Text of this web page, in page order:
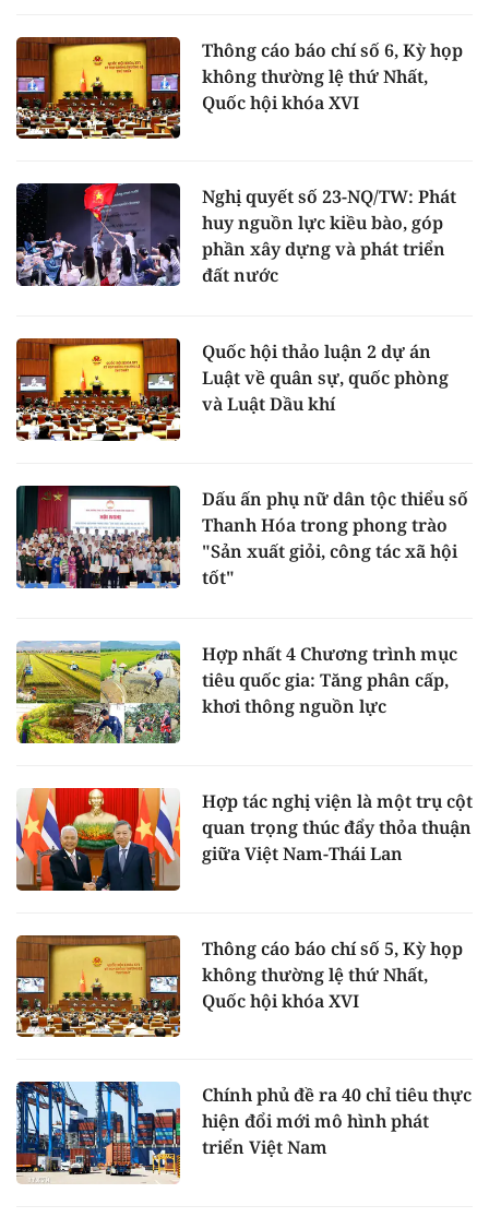
Thông cáo báo chí số 6, Kỳ họp
không thường lệ thứ Nhất,
Quốc hội khóa XVI
Nghị quyết số 23-NQ/TW: Phát
huy nguồn lực kiều bào, góp
phần xây dựng và phát triển
đất nước
Quốc hội thảo luận 2 dự án
Luật về quân sự, quốc phòng
và Luật Dầu khí
Dấu ấn phụ nữ dân tộc thiểu số
Thanh Hóa trong phong trào
"Sản xuất giỏi, công tác xã hội
tốt"
Hợp nhất 4 Chương trình mục
tiêu quốc gia: Tăng phân cấp,
khơi thông nguồn lực
Hợp tác nghị viện là một trụ cột
quan trọng thúc đẩy thỏa thuận
giữa Việt Nam-Thái Lan
Thông cáo báo chí số 5, Kỳ họp
không thường lệ thứ Nhất,
Quốc hội khóa XVI
Chính phủ đề ra 40 chỉ tiêu thực
hiện đổi mới mô hình phát
triển Việt Nam